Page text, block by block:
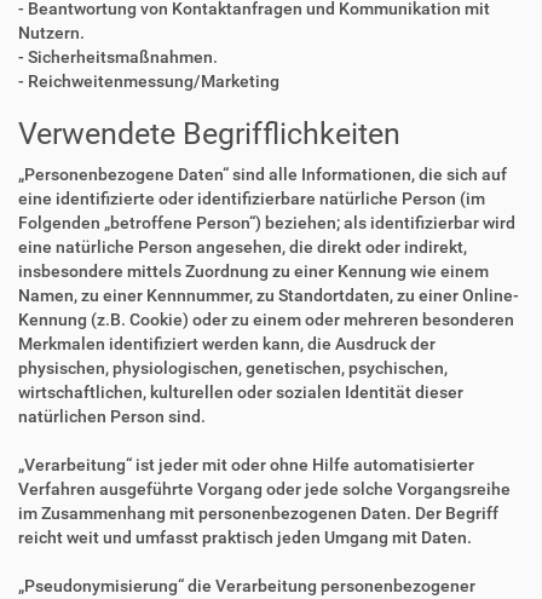
- Beantwortung von Kontaktanfragen und Kommunikation mit
Nutzern.
- Sicherheitsmaßnahmen.
- Reichweitenmessung/Marketing
Verwendete Begrifflichkeiten
„Personenbezogene Daten“ sind alle Informationen, die sich auf
eine identifizierte oder identifizierbare natürliche Person (im
Folgenden „betroffene Person“) beziehen; als identifizierbar wird
eine natürliche Person angesehen, die direkt oder indirekt,
insbesondere mittels Zuordnung zu einer Kennung wie einem
Namen, zu einer Kennnummer, zu Standortdaten, zu einer Online-
Kennung (z.B. Cookie) oder zu einem oder mehreren besonderen
Merkmalen identifiziert werden kann, die Ausdruck der
physischen, physiologischen, genetischen, psychischen,
wirtschaftlichen, kulturellen oder sozialen Identität dieser
natürlichen Person sind.
„Verarbeitung“ ist jeder mit oder ohne Hilfe automatisierter
Verfahren ausgeführte Vorgang oder jede solche Vorgangsreihe
im Zusammenhang mit personenbezogenen Daten. Der Begriff
reicht weit und umfasst praktisch jeden Umgang mit Daten.
„Pseudonymisierung“ die Verarbeitung personenbezogener